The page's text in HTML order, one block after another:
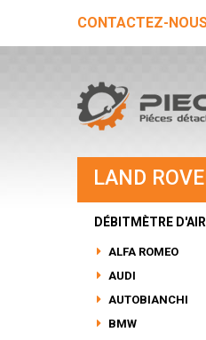
CONTACTEZ-
LAND
DÉBITMÈTRE D'AIR
ALFA ROMEO
AUDI
AUTOBIANCHI
BMW